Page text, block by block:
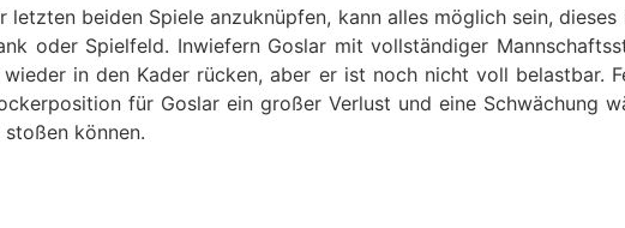
letzten beiden Spiele anzuknüpfen, kann alles möglich sein,
oder Spielfeld. Inwiefern Goslar mit vollständiger
in den Kader rücken, aber er ist noch nicht voll belastbar.
für Goslar ein großer Verlust und eine Schwächung
können.